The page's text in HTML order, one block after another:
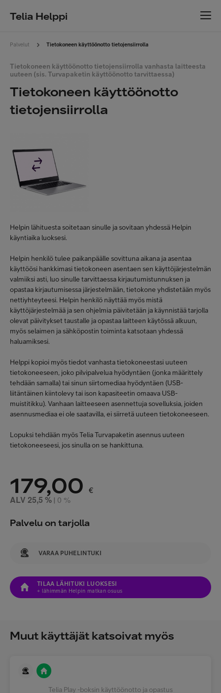
Telia Helppi
Palvelut Tietokoneen käyttöönotto tietojensiirrolla
Tietokoneen käyttöönotto tietojensiirrolla vanhasta laitteesta
uuteen (sis. Turvapaketin käyttöönotto tarvittaessa)
Tietokoneen käyttöönotto
tietojensiirrolla
Helpin lähituesta soitetaan sinulle ja sovitaan yhdessä Helpin
käyntiaika luoksesi.
Helpin henkilö tulee paikanpäälle sovittuna aikana ja asentaa
käyttöösi hankkimasi tietokoneen asentaen sen käyttöjärjestelmän
valmiiksi asti, luo sinulle tarvittaessa kirjautumistunnuksen ja
opastaa kirjautumisessa järjestelmään, tietokone yhdistetään myös
nettiyhteyteesi. Helpin henkilö näyttää myös mistä
käyttöjärjestelmää ja sen ohjelmia päivitetään ja käynnistää tarjolla
olevat päivitykset taustalle ja opastaa laitteen käytössä alkuun,
myös selaimen ja sähköpostin toiminta katsotaan yhdessä
haluamiksesi.
Helppi kopioi myös tiedot vanhasta tietokoneestasi uuteen
tietokoneeseen, joko pilvipalvelua hyödyntäen (jonka määrittely
tehdään samalla) tai sinun siirtomediaa hyödyntäen (USB-
liitäntäinen kiintolevy tai ison kapasiteetin omaava USB-
muistitikku). Vanhaan laitteeseen asennettuja sovelluksia, joiden
asennusmediaa ei ole saatavilla, ei siirretä uuteen tietokoneeseen.
Lopuksi tehdään myös Telia Turvapaketin asennus uuteen
tietokoneeseesi, jos sinulla on se hankittuna.
179,00 €
ALV 25,5 % 0 %
Palvelu on tarjolla
VARAA PUHELINTUKI
TILAA LÄHITUKI LUOKSESI
+ lähimmän Helpin matkan osuus
Muut käyttäjät katsoivat myös
Telia Play -boksin käyttöönotto ja opastus